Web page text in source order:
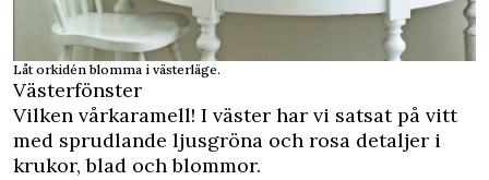
Låt orkidén blomma i västerläge.
Västerfönster
Vilken vårkaramell! I väster har vi satsat på vitt
med sprudlande ljusgröna och rosa detaljer i
krukor, blad och blommor.